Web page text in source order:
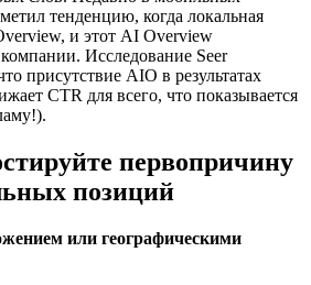
тенденцию, когда локальная
и этот AI Overview
Исследование Seer
присутствие AIO в результатах
CTR для всего, что показывается
первопричину
позиций
или географическими